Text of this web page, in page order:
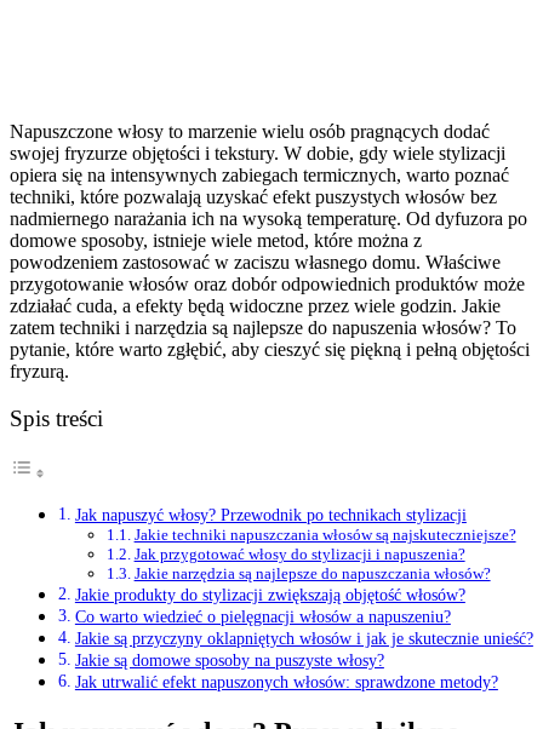
Napuszczone włosy to marzenie wielu osób pragnących dodać
swojej fryzurze objętości i tekstury. W dobie, gdy wiele stylizacji
opiera się na intensywnych zabiegach termicznych, warto poznać
techniki, które pozwalają uzyskać efekt puszystych włosów bez
nadmiernego narażania ich na wysoką temperaturę. Od dyfuzora po
domowe sposoby, istnieje wiele metod, które można z
powodzeniem zastosować w zaciszu własnego domu. Właściwe
przygotowanie włosów oraz dobór odpowiednich produktów może
zdziałać cuda, a efekty będą widoczne przez wiele godzin. Jakie
zatem techniki i narzędzia są najlepsze do napuszenia włosów? To
pytanie, które warto zgłębić, aby cieszyć się piękną i pełną objętości
fryzurą.
Spis treści
Jak napuszyć włosy? Przewodnik po technikach stylizacji
Jakie techniki napuszczania włosów są najskuteczniejsze?
Jak przygotować włosy do stylizacji i napuszenia?
Jakie narzędzia są najlepsze do napuszczania włosów?
Jakie produkty do stylizacji zwiększają objętość włosów?
Co warto wiedzieć o pielęgnacji włosów a napuszeniu?
Jakie są przyczyny oklapniętych włosów i jak je skutecznie unieść?
Jakie są domowe sposoby na puszyste włosy?
Jak utrwalić efekt napuszonych włosów: sprawdzone metody?